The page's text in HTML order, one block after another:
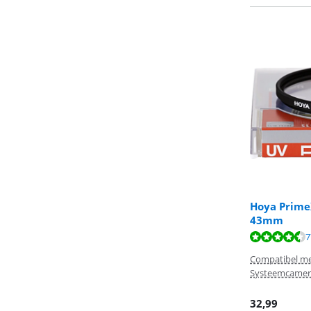
Hoya
43mm
Beoordeling is
Compatibel
32,99
Beoordeling is
Beoordeling is